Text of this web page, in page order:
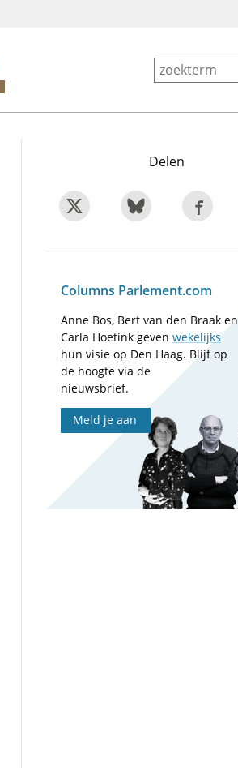
Delen
Columns Parlement.com
Anne Bos, Bert van den Braak en
Carla Hoetink gevenwekelijks
hun visie op Den Haag. Blijf op
de hoogte via de
nieuwsbrief.
Meld je aan